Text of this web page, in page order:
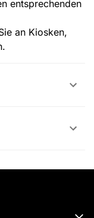
entsprechenden
an Kiosken,